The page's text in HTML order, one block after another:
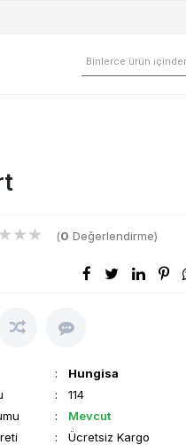
★★★ (0 Değerlendirme)
: Hungisa
: 114
: Mevcut
: Ücretsiz Kargo